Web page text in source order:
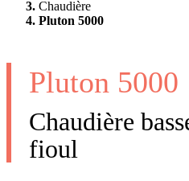
Chaudière
Pluton 5000
Pluton 5000
Chaudière
fioul